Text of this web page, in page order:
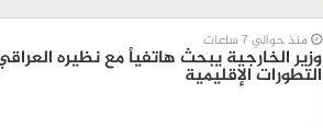
منذ حوالي 7 ساعات
وزير الخارجية يبحث هاتفياً مع نظيره
التطورات الإقليمية